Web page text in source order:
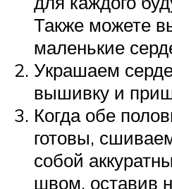
Также можете
маленькие
Украшаем
вышивку и
Когда обе
готовы,
собой
швом, оставив